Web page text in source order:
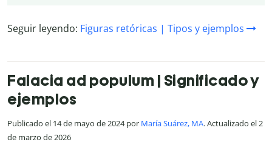
Seguir leyendo: Figuras retóricas | Tipos y ejemplos
Falacia ad populum | Significado y
ejemplos
Publicado el 14 de mayo de 2024 por María Suárez, MA. Actualizado el 2
de marzo de 2026